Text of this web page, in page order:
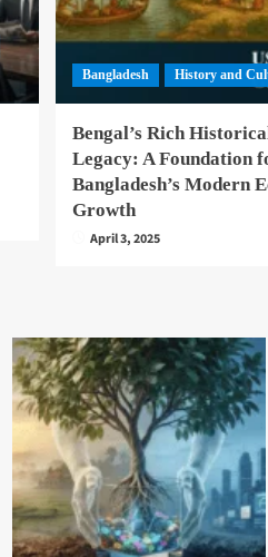
Bangladesh History and
Bengal’s Rich
Legacy: A Foundation
Bangladesh’s Modern
Growth
April 3, 2025